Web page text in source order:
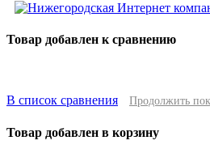
Товар добавлен к сравнению
В список сравнения Продолжить
Товар добавлен в корзину